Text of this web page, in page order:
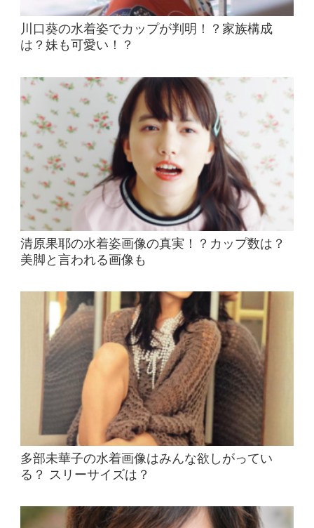
川口葵の水着姿でカップが判明！？家族構成
は？妹も可愛い！？
清原果耶の水着姿画像の真実！？カップ数は？
美脚と言われる画像も
多部未華子の水着画像はみんな欲しがってい
る？ スリーサイズは？